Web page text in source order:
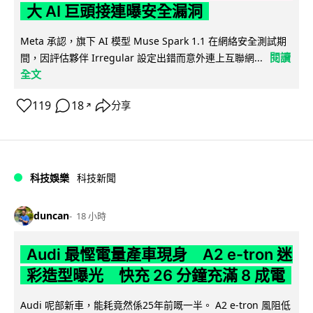
大 AI 巨頭接連曝安全漏洞
Meta 承認，旗下 AI 模型 Muse Spark 1.1 在網絡安全測試期
間，因評估夥伴 Irregular 設定出錯而意外連上互聯網...
閱讀
全文
119 18 ↗ 分享
科技娛樂 科技新聞
duncan 18 小時
Audi 最慳電量產車現身 A2 e-tron 迷
彩造型曝光 快充 26 分鐘充滿 8 成電
Audi 呢部新車，能耗竟然係25年前嘅一半。 A2 e-tron 風阻低